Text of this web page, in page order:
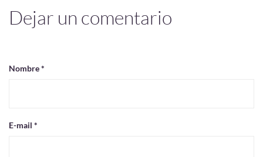
Dejar un comentario
Nombre *
E-mail *